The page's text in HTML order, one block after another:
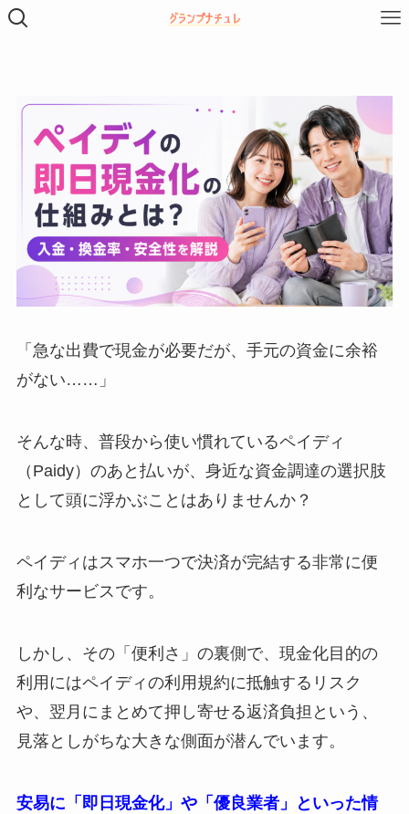
「急な出費で現金が必要だが、手元の資金に余裕
がない……」
そんな時、普段から使い慣れているペイディ
（Paidy）のあと払いが、身近な資金調達の選択肢
として頭に浮かぶことはありませんか？
ペイディはスマホ一つで決済が完結する非常に便
利なサービスです。
しかし、その「便利さ」の裏側で、現金化目的の
利用にはペイディの利用規約に抵触するリスク
や、翌月にまとめて押し寄せる返済負担という、
見落としがちな大きな側面が潜んでいます。
安易に「即日現金化」や「優良業者」といった情